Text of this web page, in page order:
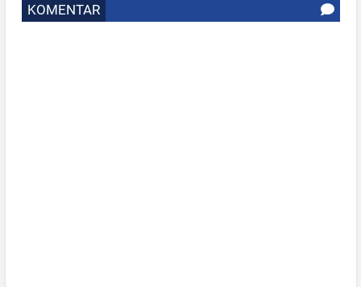
KOMENTAR